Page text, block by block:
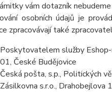
vám dotazník
osobních údajů je
zpracovávají také
Poskytovatelem služby
01, České Budějovice
Česká pošta, s.p., Politických
Zásilkovna s.r.o.,